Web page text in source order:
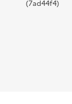
(7ad44f4)